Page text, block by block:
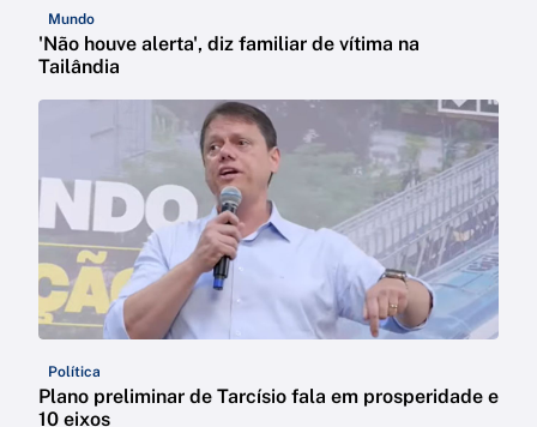
Mundo
'Não houve alerta', diz familiar de vítima na
Tailândia
Política
Plano preliminar de Tarcísio fala em prosperidade e
10 eixos